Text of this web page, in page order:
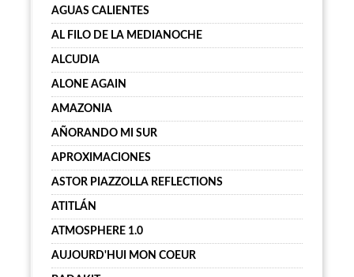
AGUAS CALIENTES
AL FILO DE LA MEDIANOCHE
ALCUDIA
ALONE AGAIN
AMAZONIA
AÑORANDO MI SUR
APROXIMACIONES
ASTOR PIAZZOLLA REFLECTIONS
ATITLÁN
ATMOSPHERE 1.0
AUJOURD'HUI MON COEUR